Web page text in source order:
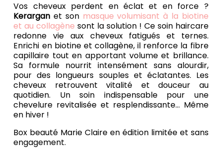
Vos cheveux perdent en éclat et en force ?
Kerargan et son masque volumisant à la biotine
et au collagène sont la solution ! Ce soin haircare
redonne vie aux cheveux fatigués et ternes.
Enrichi en biotine et collagène, il renforce la fibre
capillaire tout en apportant volume et brillance.
Sa formule nourrit intensément sans alourdir,
pour des longueurs souples et éclatantes. Les
cheveux retrouvent vitalité et douceur au
quotidien. Un soin indispensable pour une
chevelure revitalisée et resplendissante… Même
en hiver !
Box beauté Marie Claire en édition limitée et sans
engagement.